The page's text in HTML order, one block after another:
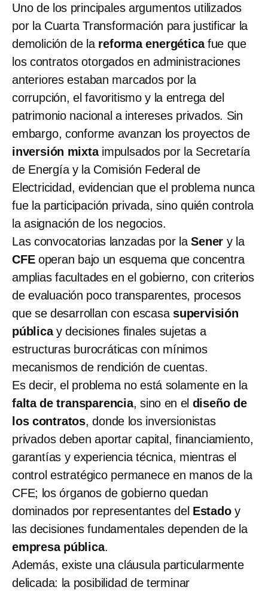
Uno de los principales argumentos utilizados
por la Cuarta Transformación para justificar la
demolición de la reforma energéticafue que
los contratos otorgados en administraciones
anteriores estaban marcados por la
corrupción, el favoritismo y la entrega del
patrimonio nacional a intereses privados. Sin
embargo, conforme avanzan los proyectos de
inversión mixtaimpulsados por la Secretaría
de Energía y la Comisión Federal de
Electricidad, evidencian que el problema nunca
fue la participación privada, sino quién controla
la asignación de los negocios.
Las convocatorias lanzadas por laSener y la
CFEoperan bajo un esquema que concentra
amplias facultades en el gobierno, con criterios
de evaluación poco transparentes, procesos
que se desarrollan con escasa supervisión
públicay decisiones finales sujetas a
estructuras burocráticas con mínimos
mecanismos de rendición de cuentas.
Es decir, el problema no está solamente en la
falta de transparencia, sino en el diseño de
los contratos, donde los inversionistas
privados deben aportar capital, financiamiento,
garantías y experiencia técnica, mientras el
control estratégico permanece en manos de la
CFE; los órganos de gobierno quedan
dominados por representantes del Estadoy
las decisiones fundamentales dependen de la
empresa pública.
Además, existe una cláusula particularmente
delicada: la posibilidad de terminar